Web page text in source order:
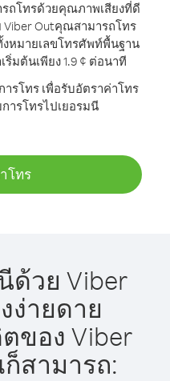
ถโทรด้วยคุณภาพเสียงที่ดี
Outคุณสามารถโทร
งหมายเลขโทรศัพท์พื้นฐาน
มต้นเพียง 1.9 ¢ ต่อนาที
รโทร เพื่อรับอัตราค่าโทร
ารโทรไปเยอรมนี
โทร
ด้วย Viber
ง่ายดาย
ของ Viber
สามารถ: